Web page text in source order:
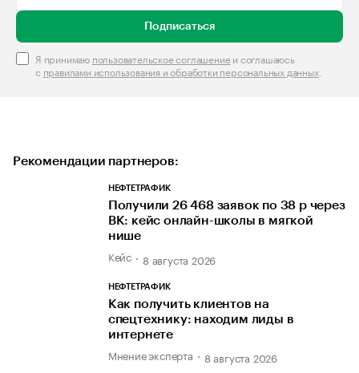
Подписаться
Я принимаю пользовательское соглашениеи соглашаюсь
с правилами использования и обработки персональных данных.
Рекомендации партнеров:
НЕФТЕТРАФИК
Получили 26 468 заявок по 38 р через
ВК: кейс онлайн-школы в мягкой
нише
Кейс 8 августа 2026
НЕФТЕТРАФИК
Как получить клиентов на
спецтехнику: находим лиды в
интернете
Мнение эксперта 8 августа 2026